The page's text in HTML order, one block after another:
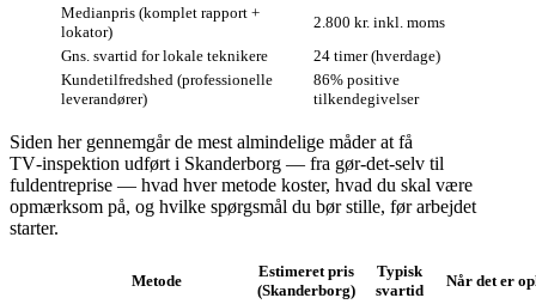
Medianpris (komplet rapport +
lokator)
2.800 kr. inkl. moms
Gns. svartid for lokale teknikere
24 timer (hverdage)
Kunde­tilfredshed (professionelle
leverandører)
86% positive
tilkendegivelser
Siden her gennemgår de mest almindelige måder at få
TV‑inspektion udført i Skanderborg — fra gør‑det‑selv til
fuldentreprise — hvad hver metode koster, hvad du skal være
opmærksom på, og hvilke spørgsmål du bør stille, før arbejdet
starter.
Metode
Estimeret pris
(Skanderborg)
Typisk
svartid
Når det er